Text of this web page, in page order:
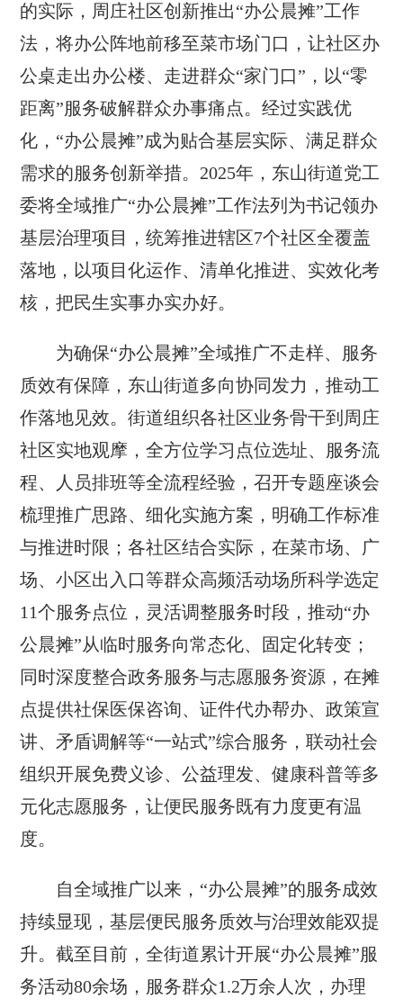
的实际，周庄社区创新推出“办公晨摊”工作
法，将办公阵地前移至菜市场门口，让社区办
公桌走出办公楼、走进群众“家门口”，以“零
距离”服务破解群众办事痛点。经过实践优
化，“办公晨摊”成为贴合基层实际、满足群众
需求的服务创新举措。2025年，东山街道党工
委将全域推广“办公晨摊”工作法列为书记领办
基层治理项目，统筹推进辖区7个社区全覆盖
落地，以项目化运作、清单化推进、实效化考
核，把民生实事办实办好。
为确保“办公晨摊”全域推广不走样、服务
质效有保障，东山街道多向协同发力，推动工
作落地见效。街道组织各社区业务骨干到周庄
社区实地观摩，全方位学习点位选址、服务流
程、人员排班等全流程经验，召开专题座谈会
梳理推广思路、细化实施方案，明确工作标准
与推进时限；各社区结合实际，在菜市场、广
场、小区出入口等群众高频活动场所科学选定
11个服务点位，灵活调整服务时段，推动“办
公晨摊”从临时服务向常态化、固定化转变；
同时深度整合政务服务与志愿服务资源，在摊
点提供社保医保咨询、证件代办帮办、政策宣
讲、矛盾调解等“一站式”综合服务，联动社会
组织开展免费义诊、公益理发、健康科普等多
元化志愿服务，让便民服务既有力度更有温
度。
自全域推广以来，“办公晨摊”的服务成效
持续显现，基层便民服务质效与治理效能双提
升。截至目前，全街道累计开展“办公晨摊”服
务活动80余场，服务群众1.2万余人次，办理